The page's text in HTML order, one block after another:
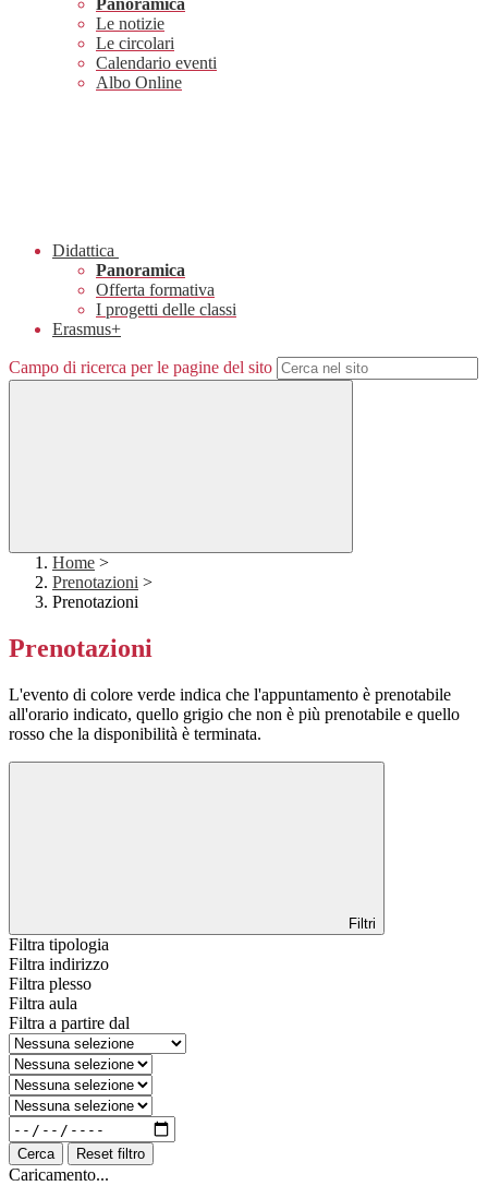
Panoramica
Le notizie
Le circolari
Calendario eventi
Albo Online
Didattica
Panoramica
Offerta formativa
I progetti delle classi
Erasmus+
Campo di ricerca per le pagine del sito
Home >
Prenotazioni >
Prenotazioni
Prenotazioni
L'evento di colore verde indica che l'appuntamento è prenotabile
all'orario indicato, quello grigio che non è più prenotabile e quello
rosso che la disponibilità è terminata.
Filtri
Filtra tipologia
Filtra indirizzo
Filtra plesso
Filtra aula
Filtra a partire dal
Cerca Reset filtro
Caricamento...